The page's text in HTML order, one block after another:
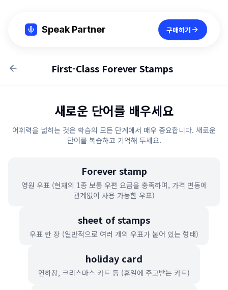
Speak Partner 구매하기
First-Class Forever Stamps
새로운 단어를 배우세요
어휘력을 넓히는 것은 학습의 모든 단계에서 매우 중요합니다. 새로운
단어를 복습하고 기억해 두세요.
Forever stamp
영원 우표 (현재의 1종 보통 우편 요금을 충족하며, 가격 변동에
관계없이 사용 가능한 우표)
sheet of stamps
우표 한 장 (일반적으로 여러 개의 우표가 붙어 있는 형태)
holiday card
연하장, 크리스마스 카드 등 (휴일에 주고받는 카드)